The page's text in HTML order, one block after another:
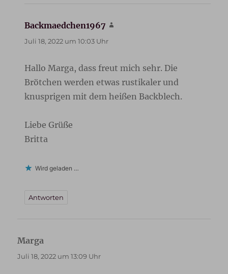
Backmaedchen1967
Juli 18, 2022 um 10:03 Uhr
Hallo Marga, dass freut mich sehr. Die
Brötchen werden etwas rustikaler und
knusprigen mit dem heißen Backblech.
Liebe Grüße
Britta
Wird geladen …
Antworten
Marga
Juli 18, 2022 um 13:09 Uhr